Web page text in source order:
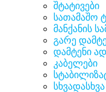
შტატივები
სათამაშო
მანქანის
გარე
დამტენი
კაბელები
სხვადასხვა